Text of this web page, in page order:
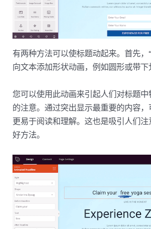
有两种方法可以使标题动起来。首先，
向文本添加形状动画，例如圆形或带下
您可以使用此动画来引起人们对标题
的注意。通过突出显示最重要的内容
更易于阅读和理解。这也是吸引人们
好方法。